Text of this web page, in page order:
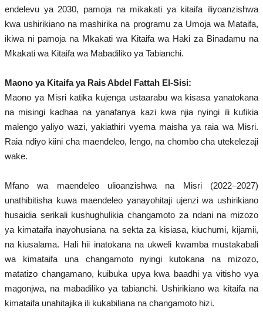
Washiriki wa Udhamini wa Nasser
kwa Uongozi
Vigezo vya Uteuzi
Kanuni na Masharti
Kanuni na Masharti ya Udhamini wa
Nasser
Waanzilishi
Waanzilishi wa Umoja wa Afrika
Waanzilishi wa Taasisi maarufu zaidi
ya NAM
Viongozi
endelevu ya 2030, pamoja na mikakati ya kitaifa iliyoanzishwa
kwa ushirikiano na mashirika na programu za Umoja wa Mataifa,
ikiwa ni pamoja na Mkakati wa Kitaifa wa Haki za Binadamu na
Mkakati wa Kitaifa wa Mabadiliko ya Tabianchi.
Maono ya Kitaifa ya Rais Abdel Fattah El-Sisi:
Maono ya Misri katika kujenga ustaarabu wa kisasa yanatokana
na misingi kadhaa na yanafanya kazi kwa njia nyingi ili kufikia
malengo yaliyo wazi, yakiathiri vyema maisha ya raia wa Misri.
Raia ndiyo kiini cha maendeleo, lengo, na chombo cha utekelezaji
wake.
Mfano wa maendeleo ulioanzishwa na Misri (2022–2027)
unathibitisha kuwa maendeleo yanayohitaji ujenzi wa ushirikiano
husaidia serikali kushughulikia changamoto za ndani na mizozo
ya kimataifa inayohusiana na sekta za kisiasa, kiuchumi, kijamii,
na kiusalama. Hali hii inatokana na ukweli kwamba mustakabali
wa kimataifa una changamoto nyingi kutokana na mizozo,
matatizo changamano, kuibuka upya kwa baadhi ya vitisho vya
magonjwa, na mabadiliko ya tabianchi. Ushirikiano wa kitaifa na
kimataifa unahitajika ili kukabiliana na changamoto hizi.